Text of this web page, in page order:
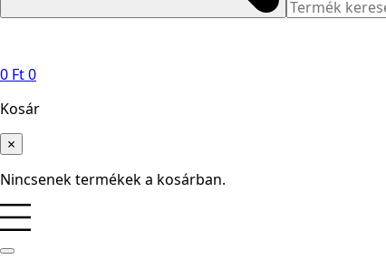
0 Ft0
Kosár
×
Nincsenek termékek a kosárban.